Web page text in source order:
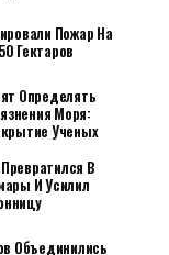
Пожар На
Гектаров
Определять
Моря:
Ученых
В
И Усилил
Объединились